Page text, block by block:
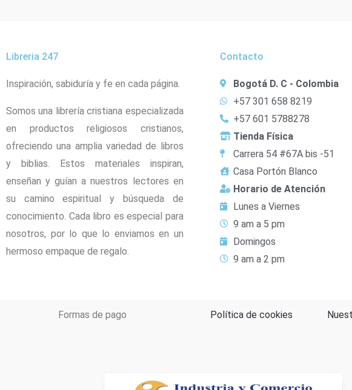
Libreria 247
Inspiración, sabiduría y fe en cada página.
Somos una librería cristiana especializada
en productos religiosos cristianos,
ofreciendo una amplia variedad de libros
y biblias. Estos materiales inspiran,
enseñan y guían a nuestros lectores en
su camino espiritual y búsqueda de
conocimiento. Cada libro es especial para
nosotros, por lo que lo enviamos en un
hermoso empaque de regalo.
Contacto
Bogotá D. C - Colombia
+57 301 658 8219
+57 601 5788278
Tienda Física
Carrera 54 #67A bis -51
Casa Portón Blanco
Horario de Atención
Lunes a Viernes
9 am a 5 pm
Domingos
9 am a 2 pm
Formas de pago Política de cookies